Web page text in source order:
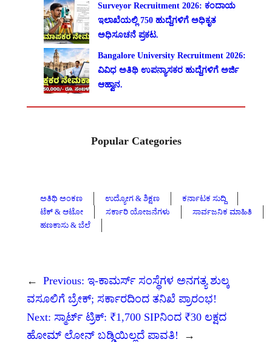
Surveyor Recruitment 2026: ಕಂದಾಯ
ಇಲಾಖೆಯಲ್ಲಿ 750 ಹುದ್ದೆಗಳಿಗೆ ಅಧಿಕೃತ
ಅಧಿಸೂಚನೆ ಪ್ರಕಟ.
Bangalore University Recruitment 2026:
ವಿವಿಧ ಅತಿಥಿ ಉಪನ್ಯಾಸಕರ ಹುದ್ದೆಗಳಿಗೆ ಅರ್ಜಿ
ಆಹ್ವಾನ.
Popular Categories
ಅತಿಥಿ ಅಂಕಣ ಉದ್ಯೋಗ & ಶಿಕ್ಷಣ
ಕರ್ನಾಟಕ ಸುದ್ದಿ
ಟೆಕ್ & ಆಟೋ
ಸರ್ಕಾರಿ ಯೋಜನೆಗಳು
ಸಾರ್ವಜನಿಕ ಮಾಹಿತಿ
ಹಣಕಾಸು & ಬೆಲೆ
← Previous: ಇ-ಕಾಮರ್ಸ್ ಸಂಸ್ಥೆಗಳ ಅನಗತ್ಯ ಶುಲ್ಕ
ವಸೂಲಿಗೆ ಬ್ರೇಕ್; ಸರ್ಕಾರದಿಂದ ತನಿಖೆ ಪ್ರಾರಂಭ!
Next: ಸ್ಮಾರ್ಟ್ ಟ್ರಿಕ್: ₹1,700 SIPನಿಂದ ₹30 ಲಕ್ಷದ
ಹೋಮ್ ಲೋನ್‌ ಬಡ್ಡಿಯಿಲ್ಲದೆ ಪಾವತಿ!
→